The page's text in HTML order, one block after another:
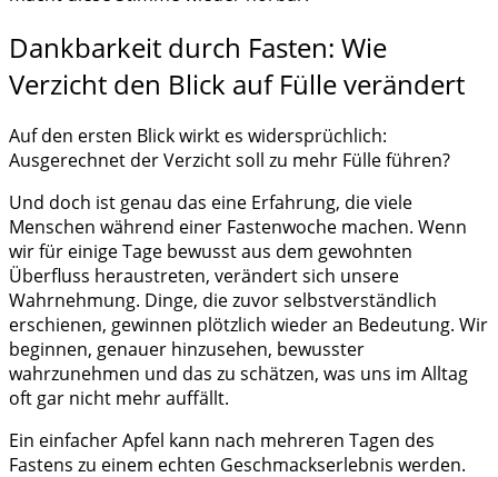
Dankbarkeit durch Fasten: Wie
Verzicht den Blick auf Fülle verändert
Auf den ersten Blick wirkt es widersprüchlich:
Ausgerechnet der Verzicht soll zu mehr Fülle führen?
Und doch ist genau das eine Erfahrung, die viele
Menschen während einer Fastenwoche machen. Wenn
wir für einige Tage bewusst aus dem gewohnten
Überfluss heraustreten, verändert sich unsere
Wahrnehmung. Dinge, die zuvor selbstverständlich
erschienen, gewinnen plötzlich wieder an Bedeutung. Wir
beginnen, genauer hinzusehen, bewusster
wahrzunehmen und das zu schätzen, was uns im Alltag
oft gar nicht mehr auffällt.
Ein einfacher Apfel kann nach mehreren Tagen des
Fastens zu einem echten Geschmackserlebnis werden.